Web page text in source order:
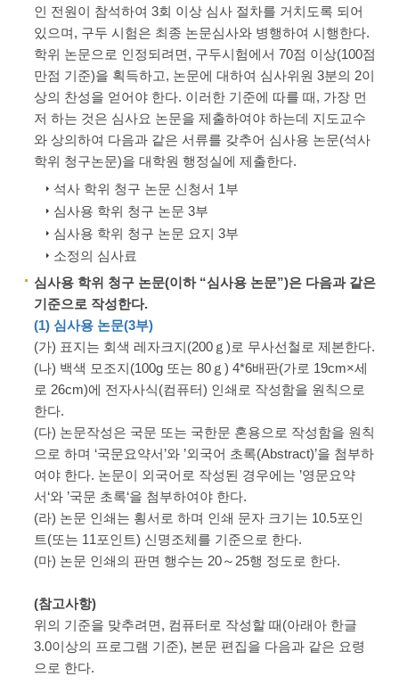
인 전원이 참석하여 3회 이상 심사 절차를 거치도록 되어
있으며, 구두 시험은 최종 논문심사와 병행하여 시행한다.
학위 논문으로 인정되려면, 구두시험에서 70점 이상(100점
만점 기준)을 획득하고, 논문에 대하여 심사위원 3분의 2이
상의 찬성을 얻어야 한다. 이러한 기준에 따를 때, 가장 먼
저 하는 것은 심사요 논문을 제출하여야 하는데 지도교수
와 상의하여 다음과 같은 서류를 갖추어 심사용 논문(석사
학위 청구논문)을 대학원 행정실에 제출한다.
석사 학위 청구 논문 신청서 1부
심사용 학위 청구 논문 3부
심사용 학위 청구 논문 요지 3부
소정의 심사료
심사용 학위 청구 논문(이하 “심사용 논문”)은 다음과 같은
기준으로 작성한다.
(1) 심사용 논문(3부)
(가) 표지는 회색 레자크지(200ｇ)로 무사선철로 제본한다.
(나) 백색 모조지(100g 또는 80ｇ) 4*6배판(가로 19cm×세
로 26cm)에 전자사식(컴퓨터) 인쇄로 작성함을 원칙으로
한다.
(다) 논문작성은 국문 또는 국한문 혼용으로 작성함을 원칙
으로 하며 ‘국문요약서’와 ’외국어 초록(Abstract)’을 첨부하
여야 한다. 논문이 외국어로 작성된 경우에는 ’영문요약
서‘와 ’국문 초록‘을 첨부하여야 한다.
(라) 논문 인쇄는 횡서로 하며 인쇄 문자 크기는 10.5포인
트(또는 11포인트) 신명조체를 기준으로 한다.
(마) 논문 인쇄의 판면 행수는 20～25행 정도로 한다.
(참고사항)
위의 기준을 맞추려면, 컴퓨터로 작성할 때(아래아 한글
3.0이상의 프로그램 기준), 본문 편집을 다음과 같은 요령
으로 한다.